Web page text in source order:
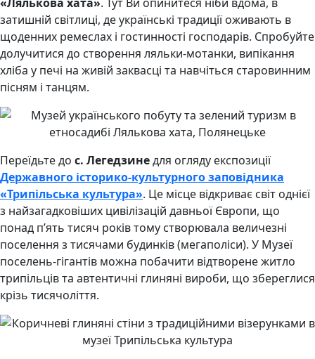
затишній світлиці, де українські традиції оживають в
щоденних ремеслах і гостинності господарів. Спробуйте
долучитися до створення ляльки-мотанки, випікання
хліба у печі на живій заквасці та навчіться старовинним
пісням і танцям.
Переїдьте до с. Легедзинедля огляду експозиції
Державного історико-культурного заповідника
«Трипільська культура». Це місце відкриває світ однієї
з найзагадковіших цивілізацій давньої Європи, що
понад п’ять тисяч років тому створювала величезні
поселення з тисячами будинків (мегаполіси). У Музеї
поселень-гігантів можна побачити відтворене житло
трипільців та автентичні глиняні вироби, що збереглися
крізь тисячоліття.